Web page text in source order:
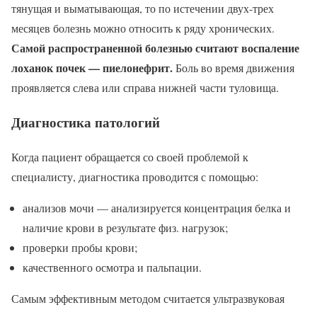
тянущая и выматывающая, то по истечении двух-трех
месяцев болезнь можно относить к ряду хронических.
Самой распространенной болезнью считают воспаление
лоханок почек — пиелонефрит.Боль во время движения
проявляется слева или справа нижней части туловища.
Диагностика патологий
Когда пациент обращается со своей проблемой к
специалисту, диагностика проводится с помощью:
анализов мочи — анализируется концентрация белка и
наличие крови в результате физ. нагрузок;
проверки пробы крови;
качественного осмотра и пальпации.
Самым эффективным методом считается ультразвуковая